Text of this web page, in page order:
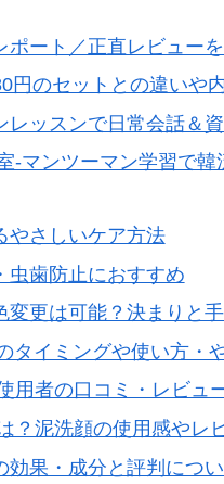
ート／正直レビューを
円のセットとの違いや
レッスンで日常会話＆
-マンツーマン学習で韓
やさしいケア方法
虫歯防止におすすめ
更は可能？決まりと
タイミングや使い方・
用者の口コミ・レビュ
？泥洗顔の使用感やレ
果・成分と評判につ